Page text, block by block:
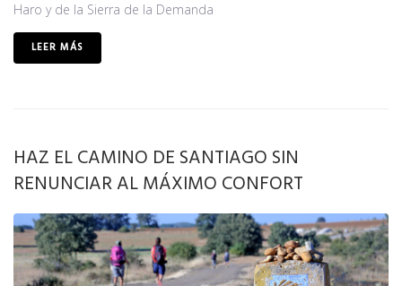
Haro y de la Sierra de la Demanda
LEER MÁS
HAZ EL CAMINO DE SANTIAGO SIN
RENUNCIAR AL MÁXIMO CONFORT